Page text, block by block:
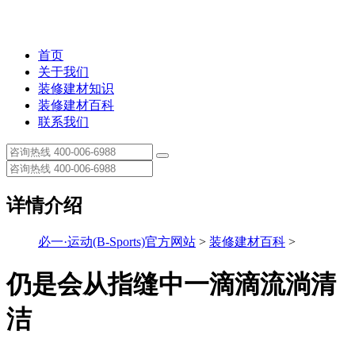
首页
关于我们
装修建材知识
装修建材百科
联系我们
详情介绍
必一·运动(B-Sports)官方网站 > 装修建材百科 >
仍是会从指缝中一滴滴流淌清
洁